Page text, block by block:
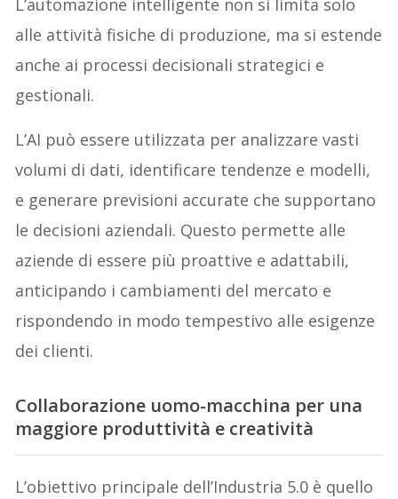
L’automazione intelligente non si limita solo
alle attività fisiche di produzione, ma si estende
anche ai processi decisionali strategici e
gestionali.
L’AI può essere utilizzata per analizzare vasti
volumi di dati, identificare tendenze e modelli,
e generare previsioni accurate che supportano
le decisioni aziendali. Questo permette alle
aziende di essere più proattive e adattabili,
anticipando i cambiamenti del mercato e
rispondendo in modo tempestivo alle esigenze
dei clienti.
Collaborazione uomo-macchina per una
maggiore produttività e creatività
L’obiettivo principale dell’Industria 5.0 è quello